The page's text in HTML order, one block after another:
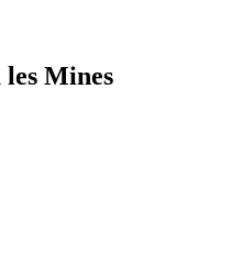
Mines